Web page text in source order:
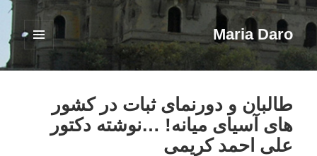
Maria Daro
فهرست
ابزارک‌ها
طالبان و دورنمای ثبات در کشور
های آسیای میانه! …نوشته دکتور
علی احمد کریمی